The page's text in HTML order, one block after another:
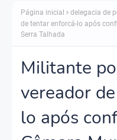
Página inicial delegacia de
de tentar enforcá-lo após
Serra Talhada
Militante
vereador
lo após